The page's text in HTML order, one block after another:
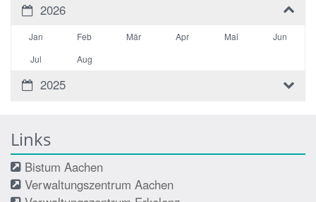
2026
Jan Feb Mär Apr Mai
Jun
Jul
Aug
2025
Links
Bistum Aachen
Verwaltungszentrum Aachen